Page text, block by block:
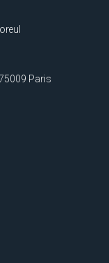
Paris